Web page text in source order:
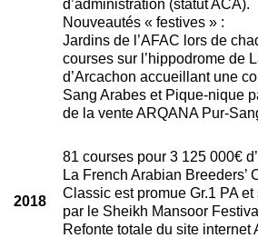
d’administration (statut ACA).
Nouveautés « festives » :
Jardins de l’AFAC lors de
courses sur l’hippodrome de
d’Arcachon accueillant une
Sang Arabes et Pique-nique
de la vente ARQANA Pur-
2018
81 courses pour 3 125 000€
La French Arabian Breeders’
Classic est promue Gr.1 PA
par le Sheikh Mansoor
Refonte totale du site internet